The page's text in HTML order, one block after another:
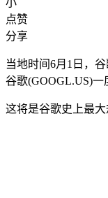
点赞
分享
当地时间6月1日，
谷歌(GOOGL.US)一
这将是谷歌史上最